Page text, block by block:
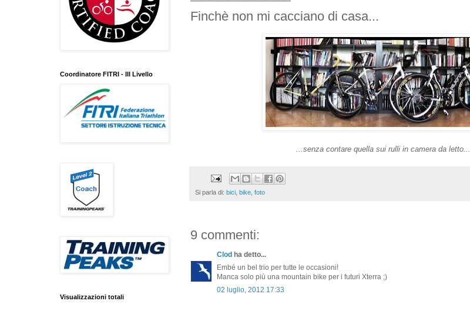
Finchè non mi cacciano di casa...
...senza contare quella sui rulli in camera da letto...
Si parla di: bici bike foto
9 commenti:
Clod ha detto...
Embé un bel trio per tutte le occasioni!
Manca solo più una mountain bike per i futuri Xterra ;)
02 luglio, 2012 17:33
Coordinatore FITRI - III Livello
Visualizzazioni totali